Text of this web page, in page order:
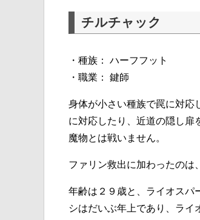
チルチャック
・種族： ハーフフット
・職業： 鍵師
身体が小さい種族で罠に対応
に対応したり、近道の隠し扉
魔物とは戦いません。
ファリン救出に加わったのは
年齢は２９歳と、ライオスパ
シはだいぶ年上であり、ライ